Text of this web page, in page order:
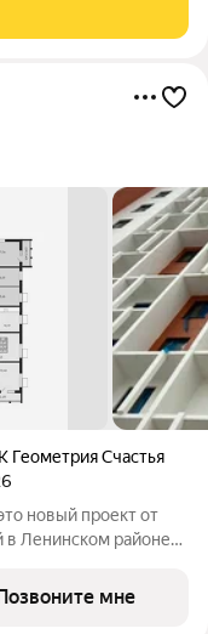
Геометрия Счастья
в Ленинском районе
панелей завода
мне